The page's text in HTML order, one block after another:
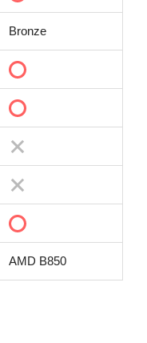
Bronze
AMD B850